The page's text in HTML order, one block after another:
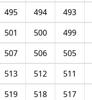
493
494
495
499
500
501
505
506
507
511
512
513
517
518
519